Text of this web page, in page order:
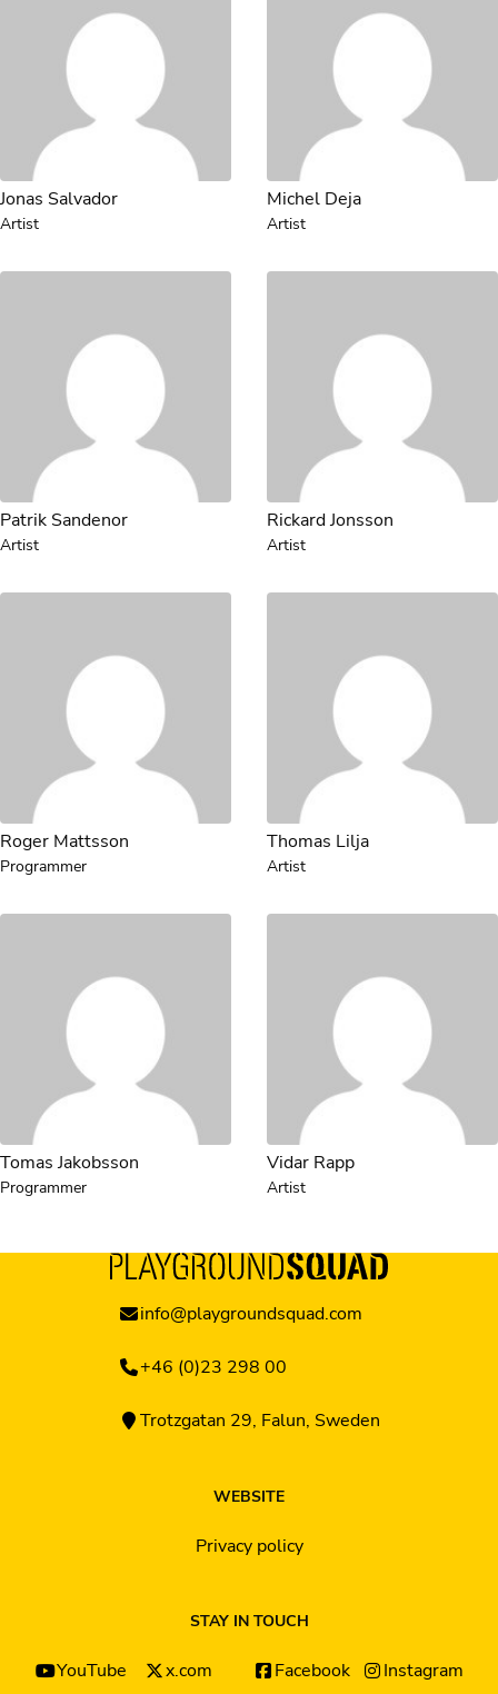
Jonas Salvador
Artist
Michel Deja
Artist
Patrik Sandenor
Artist
Rickard Jonsson
Artist
Roger Mattsson
Programmer
Thomas Lilja
Artist
Tomas Jakobsson
Programmer
Vidar Rapp
Artist
info@playgroundsquad.com
+46 (0)23 298 00
Trotzgatan 29, Falun, Sweden
WEBSITE
Privacy policy
STAY IN TOUCH
YouTube x.com Facebook Instagram